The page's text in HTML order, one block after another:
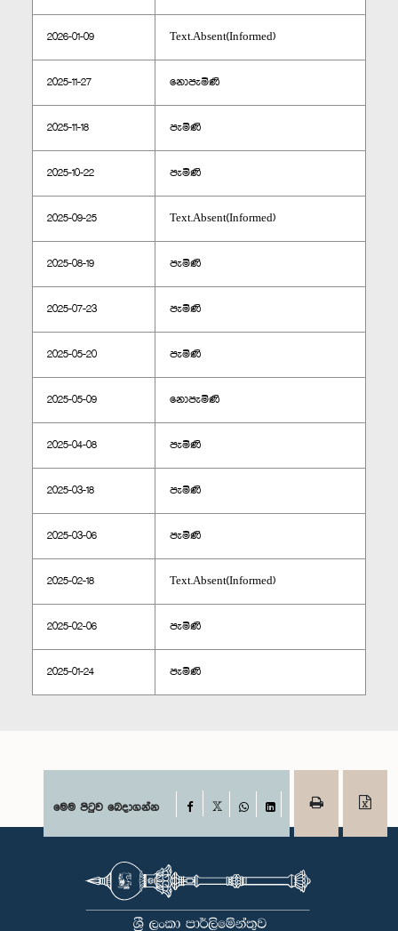
2026-01-09 Text.Absent(Informed)
2025-11-27 නොපැමිණි
2025-11-18 පැමිණි
2025-10-22 පැමිණි
2025-09-25 Text.Absent(Informed)
2025-08-19 පැමිණි
2025-07-23 පැමිණි
2025-05-20 පැමිණි
2025-05-09 නොපැමිණි
2025-04-08 පැමිණි
2025-03-18 පැමිණි
2025-03-06 පැමිණි
2025-02-18 Text.Absent(Informed)
2025-02-06 පැමිණි
2025-01-24 පැමිණි
මෙම පිටුව බෙදාගන්න Facebook
WhatsAppLinkedIn